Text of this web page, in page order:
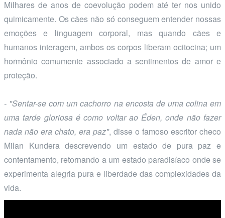
Milhares de anos de coevolução podem até ter nos unido
quimicamente. Os cães não só conseguem entender nossas
emoções e linguagem corporal, mas quando cães e
humanos interagem, ambos os corpos liberam ocitocina; um
hormônio comumente associado a sentimentos de amor e
proteção.
- "Sentar-se com um cachorro na encosta de uma colina em
uma tarde gloriosa é como voltar ao Éden, onde não fazer
nada não era chato, era paz", disse o famoso escritor checo
Milan Kundera descrevendo um estado de pura paz e
contentamento, retornando a um estado paradisíaco onde se
experimenta alegria pura e liberdade das complexidades da
vida.